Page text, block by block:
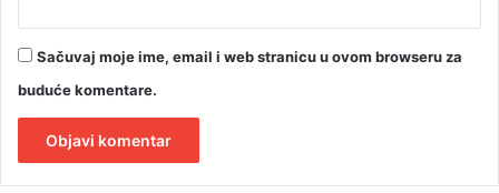
Sačuvaj moje ime, email i web stranicu u ovom browseru za
buduće komentare.